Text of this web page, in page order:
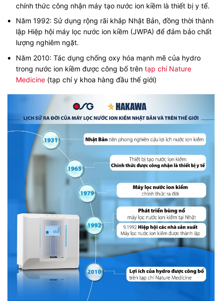
chính thức công nhận máy tạo nước ion kiềm là thiết bị y tế.
Năm 1992: Sử dụng rộng rãi khắp Nhật Bản, đồng thời thành
lập Hiệp hội máy lọc nước ion kiềm (JWPA) để đảm bảo chất
lượng nghiêm ngặt.
Năm 2010: Tác dụng chống oxy hóa mạnh mẽ của hydro
trong nước ion kiềm được công bố trên tạp chí Nature
Medicine (tạp chí y khoa hàng đầu thế giới)